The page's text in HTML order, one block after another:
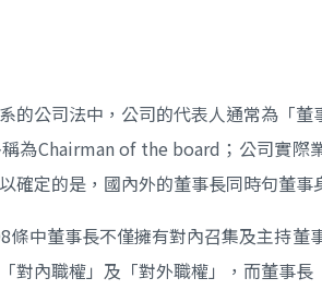
的公司法中，公司的代表人通常為「
為Chairman of the board；公司實際
確定的是，國內外的董事長同時句董
條中董事長不僅擁有對內召集及主持
對內職權」及「對外職權」，而董事